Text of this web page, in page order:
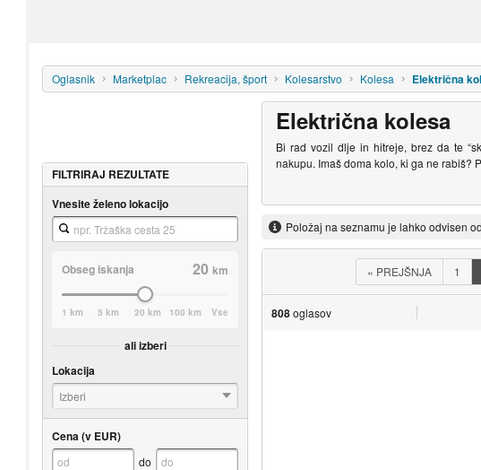
Oglasnik Marketplac Rekreacija, šport Kolesarstvo Kolesa Električna
Električna kolesa
Bi rad vozil dlje in hitreje, brez da te
nakupu. Imaš doma kolo, ki ga ne rabiš?
Položaj na seznamu je lahko odvisen
« PREJŠNJA 1
808oglasov
FILTRIRAJ REZULTATE
Vnesite želeno lokacijo
Obseg iskanja 20km
1 km 5 km 20 km 100 km Vse
ali izberi
Lokacija
Izberi
Cena (v EUR)
do